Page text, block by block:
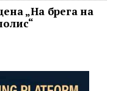
„На брега на